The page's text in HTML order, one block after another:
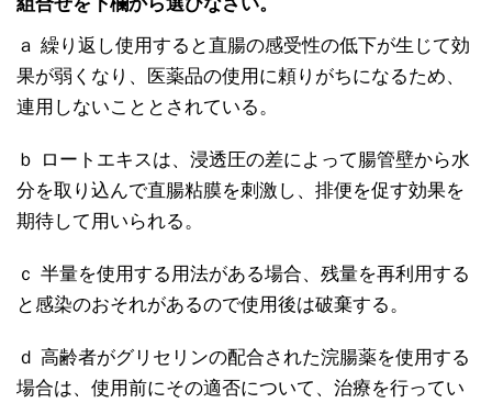
ａ 繰り返し使用すると直腸の感受性の低下が生じて効
果が弱くなり、医薬品の使用に頼りがちになるため、
連用しないこととされている。
ｂ ロートエキスは、浸透圧の差によって腸管壁から水
分を取り込んで直腸粘膜を刺激し、排便を促す効果を
期待して用いられる。
ｃ 半量を使用する用法がある場合、残量を再利用する
と感染のおそれがあるので使用後は破棄する。
ｄ 高齢者がグリセリンの配合された浣腸薬を使用する
場合は、使用前にその適否について、治療を行ってい